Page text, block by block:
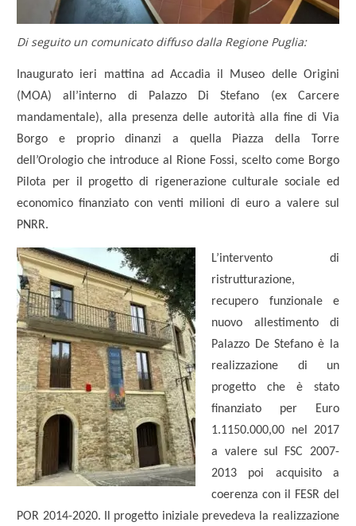
Di seguito un comunicato diffuso dalla Regione Puglia:
Inaugurato ieri mattina ad Accadia il Museo delle Origini
(MOA) all’interno di Palazzo Di Stefano (ex Carcere
mandamentale), alla presenza delle autorità alla fine di Via
Borgo e proprio dinanzi a quella Piazza della Torre
dell’Orologio che introduce al Rione Fossi, scelto come Borgo
Pilota per il progetto di rigenerazione culturale sociale ed
economico finanziato con venti milioni di euro a valere sul
PNRR.
L’intervento di
ristrutturazione,
recupero funzionale e
nuovo allestimento di
Palazzo De Stefano è la
realizzazione di un
progetto che è stato
finanziato per Euro
1.1150.000,00 nel 2017
a valere sul FSC 2007-
2013 poi acquisito a
coerenza con il FESR del
POR 2014-2020. Il progetto iniziale prevedeva la realizzazione